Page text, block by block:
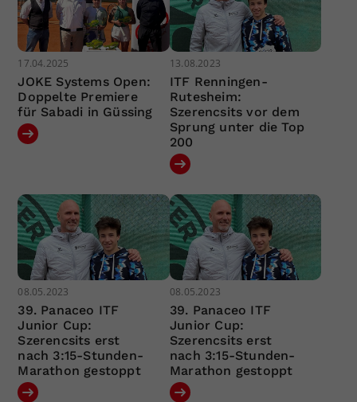
17.04.2025
JOKE Systems Open:
Doppelte Premiere
für Sabadi in Güssing
13.08.2023
ITF Renningen-
Rutesheim:
Szerencsits vor dem
Sprung unter die Top
200
08.05.2023
39. Panaceo ITF
Junior Cup:
Szerencsits erst
nach 3:15-Stunden-
Marathon gestoppt
08.05.2023
39. Panaceo ITF
Junior Cup:
Szerencsits erst
nach 3:15-Stunden-
Marathon gestoppt